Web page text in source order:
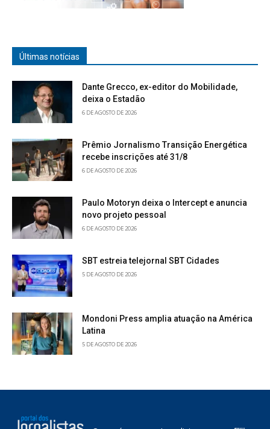
Últimas notícias
Dante Grecco, ex-editor do Mobilidade,
deixa o Estadão
6 DE AGOSTO DE 2026
Prêmio Jornalismo Transição Energética
recebe inscrições até 31/8
6 DE AGOSTO DE 2026
Paulo Motoryn deixa o Intercept e anuncia
novo projeto pessoal
6 DE AGOSTO DE 2026
SBT estreia telejornal SBT Cidades
5 DE AGOSTO DE 2026
Mondoni Press amplia atuação na América
Latina
5 DE AGOSTO DE 2026